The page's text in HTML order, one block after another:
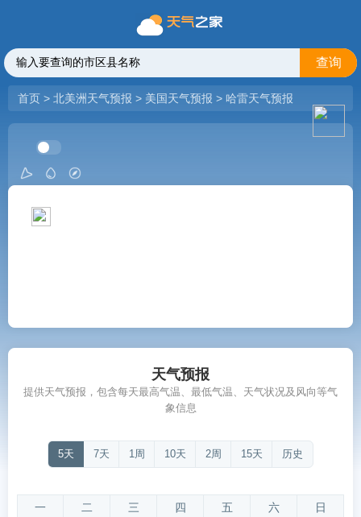
查询
首页 > 北美洲天气预报 > 美国天气预报 > 哈雷天气预报
天气预报
提供天气预报，包含每天最高气温、最低气温、天气状况及风向等气
象信息
5天 7天 1周 10天 2周 15天 历史
一 二 三 四 五 六 日